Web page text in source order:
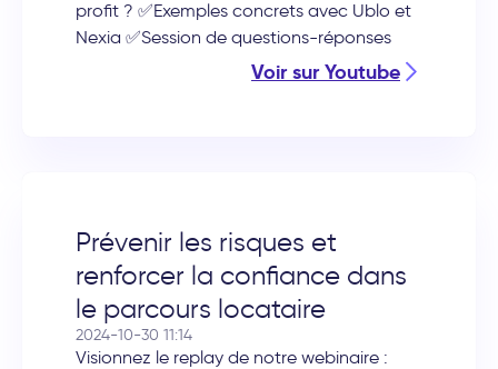
profit ? ✅Exemples concrets avec Ublo et
Nexia ✅Session de questions-réponses
Voir sur Youtube
Prévenir les risques et
renforcer la confiance dans
le parcours locataire
2024-10-30 11:14
Visionnez le replay de notre webinaire :